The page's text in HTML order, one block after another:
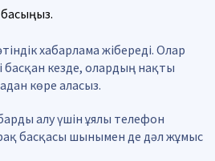
басыңыз.
хабарлама жібереді. Олар
басқан кезде, олардың нақты
көре аласыз.
алу үшін ұялы телефон
басқасы шынымен де дәл жұмыс